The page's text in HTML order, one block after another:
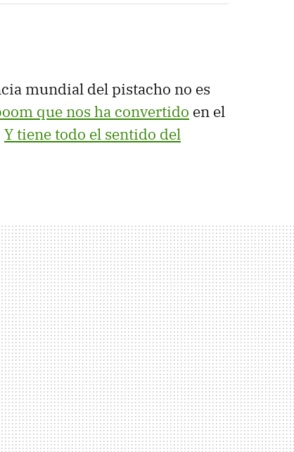
mundial del pistacho no es
que nos ha convertido en el
Y tiene todo el sentido del